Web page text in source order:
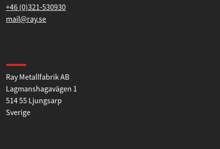
Kontakta oss
Hitta till oss
Ray Metallfabrik AB
Lagmanshagavägen 1